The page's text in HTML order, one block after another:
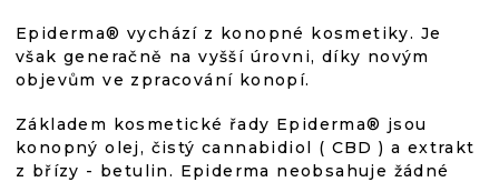
Epiderma® vychází z konopné kosmetiky. Je
však generačně na vyšší úrovni, díky novým
objevům ve zpracování konopí.
Základem kosmetické řady Epiderma® jsou
konopný olej, čistý cannabidiol ( CBD ) a extrakt
z břízy - betulin. Epiderma neobsahuje žádné